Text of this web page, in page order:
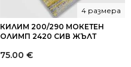
КИЛИМ 200/290 МОКЕТЕН
ОЛИМП 2420 СИВ ЖЪЛТ
4 размера
75.00 €